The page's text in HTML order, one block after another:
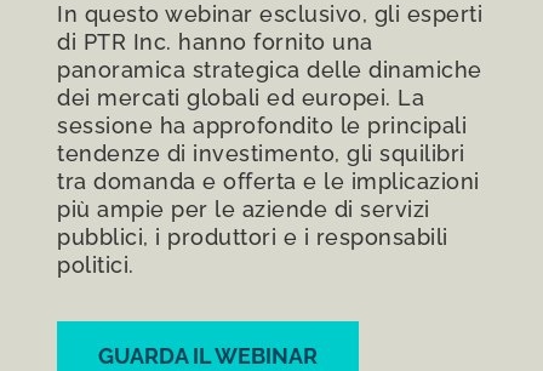
In questo webinar esclusivo, gli esperti
di PTR Inc. hanno fornito una
panoramica strategica delle dinamiche
dei mercati globali ed europei. La
sessione ha approfondito le principali
tendenze di investimento, gli squilibri
tra domanda e offerta e le implicazioni
più ampie per le aziende di servizi
pubblici, i produttori e i responsabili
politici.
GUARDA IL WEBINAR